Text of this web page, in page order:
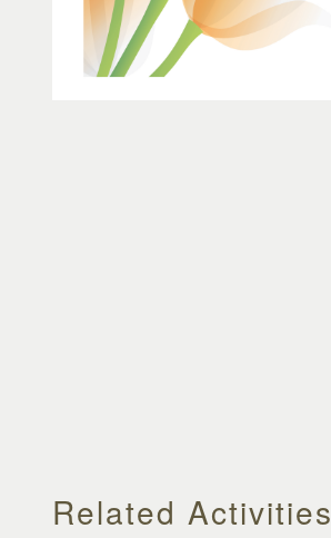
Related Activities